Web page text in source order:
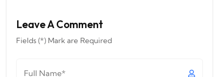
Leave A Comment
Fields (*) Mark are Required